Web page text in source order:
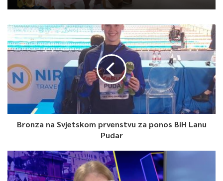
Bronza na Svjetskom prvenstvu za ponos BiH Lanu
Pudar